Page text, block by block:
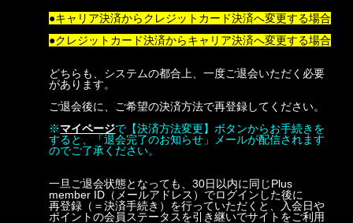
●キャリア決済からクレジットカード決済へ変更する場合
●クレジットカード決済からキャリア決済へ変更する場合
どちらも、システムの都合上、一度ご退会いただく必要
があります。
ご退会後に、ご希望の決済方法で再登録してください。
※マイページで【決済方法変更】ボタンからお手続きを
すると、「退会完了のお知らせ」メールが配信されます
のでご了承ください。
一旦ご退会状態となっても、30日以内に同じPlus
member ID（メールアドレス）でログインした後に
再登録（＝決済手続き）を行っていただくと、入会日や
ポイントの会員ステータスを引き継いでサイトをご利用